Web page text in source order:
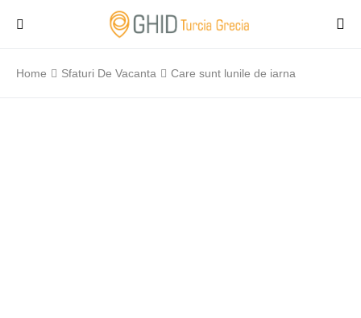
Home Sfaturi De Vacanta Care sunt lunile de iarna